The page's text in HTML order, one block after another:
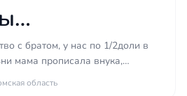
уходит в суд. Главное, что
— это реальная картина:
препятствия существуют
в ситуации, тем меньше
там
продать
с братом, у нас по 1/2доли в
мама прописала внука,
Он совершеннолетний,
область